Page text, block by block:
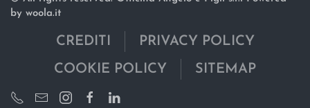
by woola.it
CREDITI
PRIVACY POLICY
COOKIE POLICY
SITEMAP